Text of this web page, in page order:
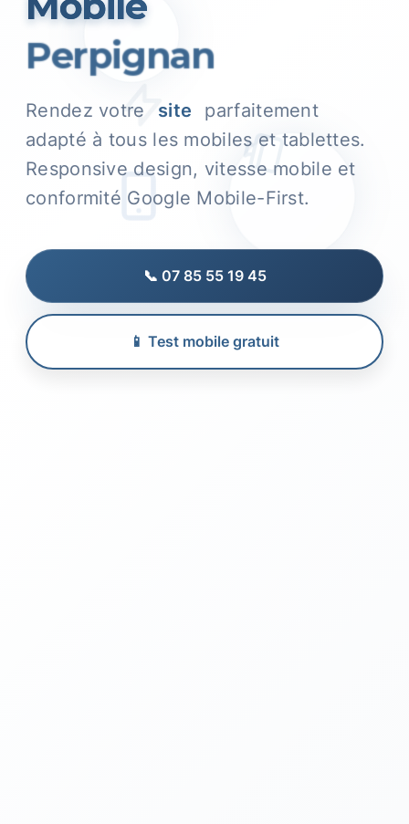
Perpignan
Rendez votre site
parfaitement
adapté à tous les mobiles et tablettes.
Responsive design, vitesse mobile et
conformité Google Mobile-First.
📞 07 85 55 19 45
📱 Test mobile gratuit